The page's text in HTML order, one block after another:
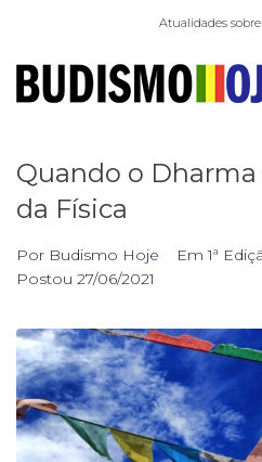
Atualidades
Quando o Dharma
da Física
Por Budismo Hoje Em1ª
Postou 27/06/2021